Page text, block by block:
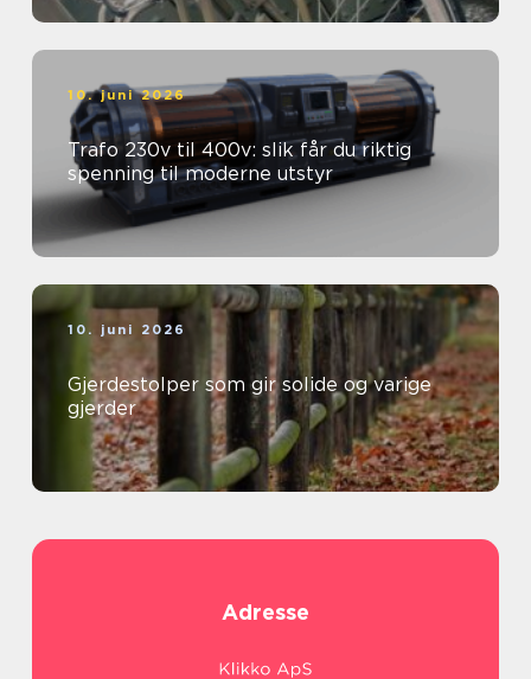
10. juni 2026
Trafo 230v til 400v: slik får du riktig
spenning til moderne utstyr
10. juni 2026
Gjerdestolper som gir solide og varige
gjerder
Adresse